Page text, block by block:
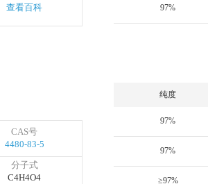
查看百科 97%
CAS号
4480-83-5
分子式
C4H4O4
纯度
97%
97%
≥97%